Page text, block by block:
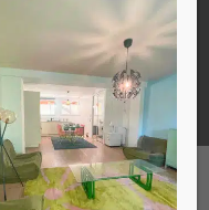
UN APPARTEMENT /
STATIONNEMENT
ACCÈS
COPROPRIÉTAIRES